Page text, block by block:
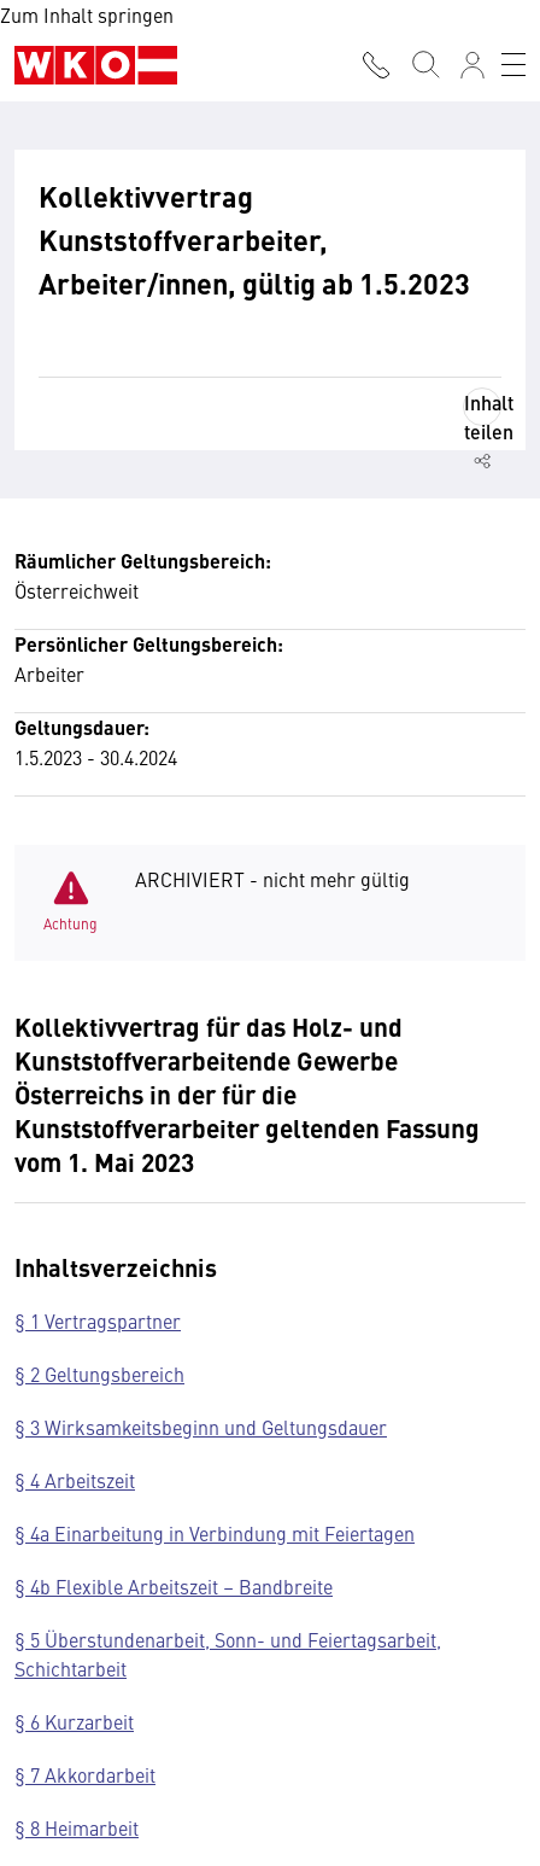
Zum Inhalt springen
Kollektivvertrag
Kunststoffverarbeiter,
Arbeiter/innen, gültig ab 1.5.2023
Inhalt
teilen
Räumlicher Geltungsbereich:
Österreichweit
Persönlicher Geltungsbereich:
Arbeiter
Geltungsdauer:
1.5.2023 - 30.4.2024
Achtung
ARCHIVIERT - nicht mehr gültig
Kollektivvertrag für das Holz- und
Kunststoffverarbeitende Gewerbe
Österreichs in der für die
Kunststoffverarbeiter geltenden Fassung
vom 1. Mai 2023
Inhaltsverzeichnis
§ 1 Vertragspartner
§ 2 Geltungsbereich
§ 3 Wirksamkeitsbeginn und Geltungsdauer
§ 4 Arbeitszeit
§ 4a Einarbeitung in Verbindung mit Feiertagen
§ 4b Flexible Arbeitszeit – Bandbreite
§ 5 Überstundenarbeit, Sonn- und Feiertagsarbeit,
Schichtarbeit
§ 6 Kurzarbeit
§ 7 Akkordarbeit
§ 8 Heimarbeit